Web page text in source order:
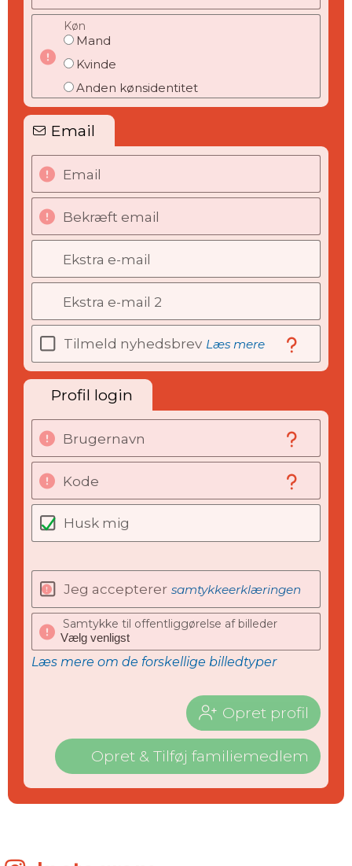
Køn
Mand
Kvinde
Anden kønsidentitet
Email
Email
Bekræft email
Ekstra e-mail
Ekstra e-mail 2
Tilmeld nyhedsbrev Læs mere
Profil login
Brugernavn
Kode
Husk mig
Jeg accepterer samtykkeerklæringen
Samtykke til offentliggørelse af billeder
Læs mere om de forskellige billedtyper
Opret profil
Opret & Tilføj familiemedlem